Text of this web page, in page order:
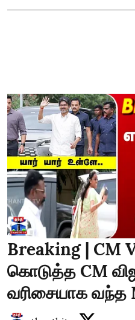
Breaking | CM
கொடுத்த CM
வரிசையாக வந்த